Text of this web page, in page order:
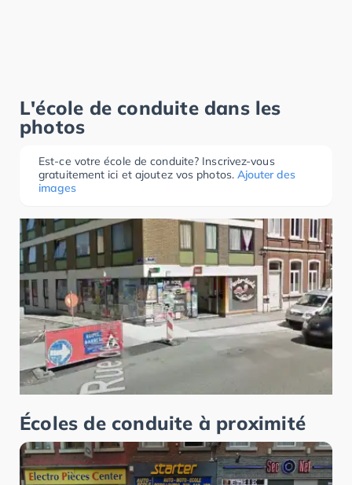
L'école de conduite dans les
photos
Est-ce votre école de conduite? Inscrivez-vous
gratuitement ici et ajoutez vos photos. Ajouter des
images
Écoles de conduite à proximité